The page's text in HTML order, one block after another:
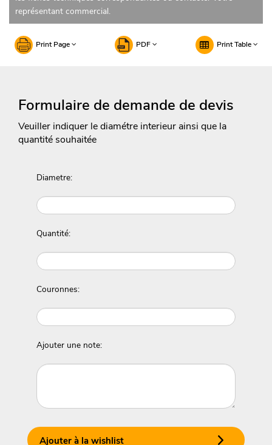
représentant commercial.
Print Page PDF Print Table
Formulaire de demande de devis
Veuiller indiquer le diamétre interieur ainsi que la
quantité souhaitée
Diametre:
Quantité:
Couronnes:
Ajouter une note:
Ajouter à la wishlist